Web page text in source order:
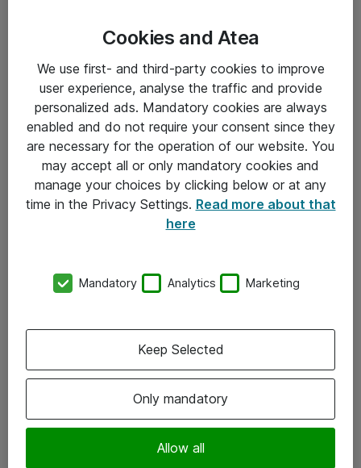
Series 5 Pro tilbyder et bredt arbejdsområde, der
giver plads til kreativitet og produktivitet. De
fleksible justeringsmuligheder sikrer, at skærmen kan
tilpasses perfekt til dine arbejdsrutiner.
Vælg Series 5 Pro, hvis du har brug for en skærm,
der kombinerer stil, funktion og kvalitet til det
professionelle arbejdsområde.
Udforsk hele 5 Pro-serien
Cookies and Atea
We use first- and third-party cookies to improve
user experience, analyse the traffic and provide
personalized ads. Mandatory cookies are always
enabled and do not require your consent since they
are necessary for the operation of our website. You
may accept all or only mandatory cookies and
manage your choices by clicking below or at any
time in the Privacy Settings. Read more about that
here
Mandatory Analytics Marketing
Only mandatory
Allow all
Keep Selected